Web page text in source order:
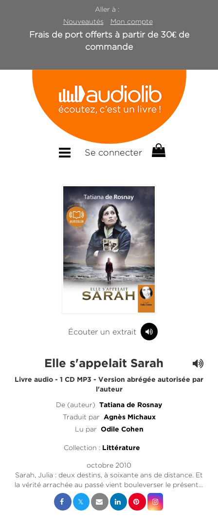
Aller à :
Nouveautés
Mon compte
Frais de port offerts à partir de 30€ de
commande
Se connecter
Écouter un extrait
Elle s'appelait Sarah
Livre audio - 1 CD MP3 - Version abrégée autorisée par
l'auteur
De (auteur) Tatiana de Rosnay
Traduit par Agnès Michaux
Lu par Odile Cohen
Collection : Littérature
octobre 2010
Sarah, Julia : deux destins, à soixante ans de distance. Et
la vérité arrachée au passé vient bouleverser le présent…